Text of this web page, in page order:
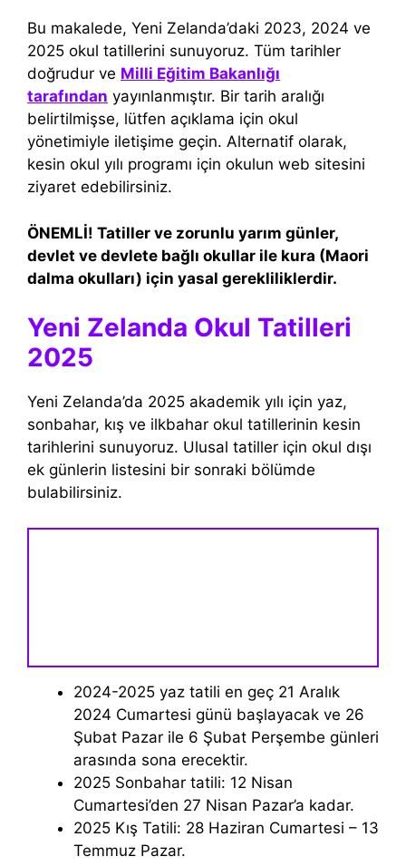
Bu makalede, Yeni Zelanda’daki 2023, 2024 ve
2025 okul tatillerini sunuyoruz. Tüm tarihler
doğrudur ve Milli Eğitim Bakanlığı
tarafından yayınlanmıştır. Bir tarih aralığı
belirtilmişse, lütfen açıklama için okul
yönetimiyle iletişime geçin. Alternatif olarak,
kesin okul yılı programı için okulun web sitesini
ziyaret edebilirsiniz.
ÖNEMLİ! Tatiller ve zorunlu yarım günler,
devlet ve devlete bağlı okullar ile kura (Maori
dalma okulları) için yasal gerekliliklerdir.
Yeni Zelanda Okul Tatilleri
2025
Yeni Zelanda’da 2025 akademik yılı için yaz,
sonbahar, kış ve ilkbahar okul tatillerinin kesin
tarihlerini sunuyoruz. Ulusal tatiller için okul dışı
ek günlerin listesini bir sonraki bölümde
bulabilirsiniz.
2024-2025 yaz tatili en geç 21 Aralık
2024 Cumartesi günü başlayacak ve 26
Şubat Pazar ile 6 Şubat Perşembe günleri
arasında sona erecektir.
2025 Sonbahar tatili: 12 Nisan
Cumartesi’den 27 Nisan Pazar’a kadar.
2025 Kış Tatili: 28 Haziran Cumartesi – 13
Temmuz Pazar.